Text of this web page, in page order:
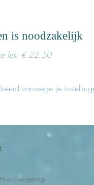
is noodzakelijk
les: € 22,50
vanwege je
Privacywetgeving